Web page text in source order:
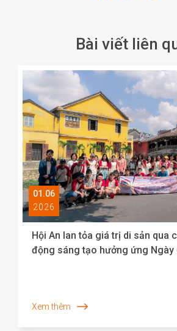
Bài viết liên
01.06
2026
Hội An lan tỏa giá trị di sản qua
động sáng tạo hưởng ứng Ngày
Xem thêm